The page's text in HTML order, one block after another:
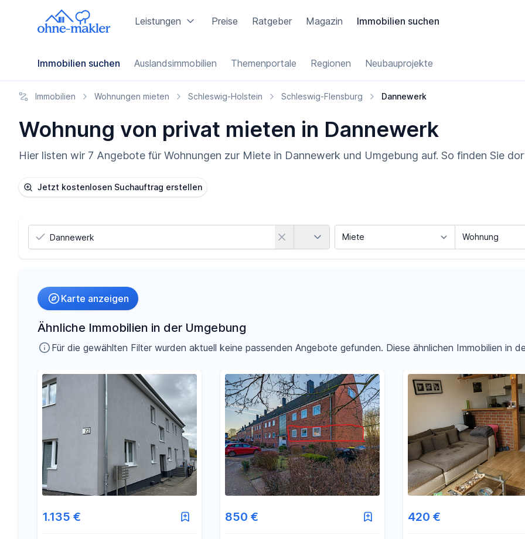
Leistungen Preise Ratgeber Magazin Immobilien suchen
Immobilien suchen Auslandsimmobilien Themenportale Regionen Neubauprojekte
Immobilien Wohnungen mieten Schleswig-Holstein Schleswig-Flensburg Dannewerk
Wohnung von privat mieten in Dannewerk
Hier listen wir 7 Angebote für Wohnungen zur Miete in Dannewerk und Umgebung auf. So finden Sie
Jetzt kostenlosen Suchauftrag erstellen
Filter für Preis zurücksetzen
Fläche - m²
Filter für Fläche zurücksetzen
Karte anzeigen
Ähnliche Immobilien in der Umgebung
Für die gewählten Filter wurden aktuell keine passenden Angebote gefunden. Diese ähnlichen Immobilien in
1.135 € 850 € 420 €